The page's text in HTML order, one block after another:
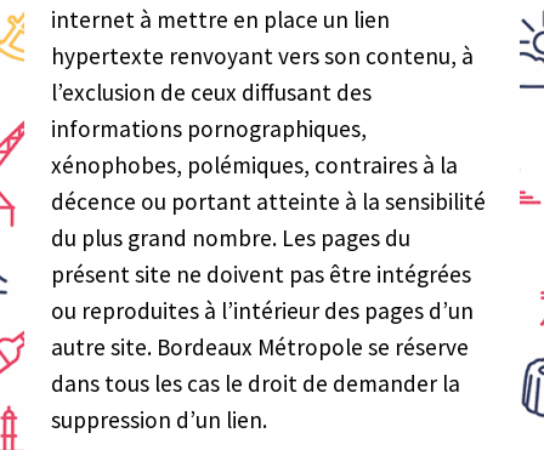
internet à mettre en place un lien
hypertexte renvoyant vers son contenu, à
l’exclusion de ceux diffusant des
informations pornographiques,
xénophobes, polémiques, contraires à la
décence ou portant atteinte à la sensibilité
du plus grand nombre. Les pages du
présent site ne doivent pas être intégrées
ou reproduites à l’intérieur des pages d’un
autre site. Bordeaux Métropole se réserve
dans tous les cas le droit de demander la
suppression d’un lien.